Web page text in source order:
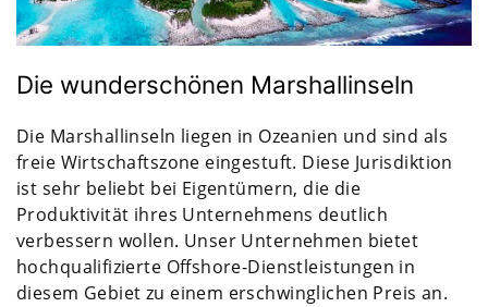
Die wunderschönen Marshallinseln
Die Marshallinseln liegen in Ozeanien und sind als
freie Wirtschaftszone eingestuft. Diese Jurisdiktion
ist sehr beliebt bei Eigentümern, die die
Produktivität ihres Unternehmens deutlich
verbessern wollen. Unser Unternehmen bietet
hochqualifizierte Offshore-Dienstleistungen in
diesem Gebiet zu einem erschwinglichen Preis an.